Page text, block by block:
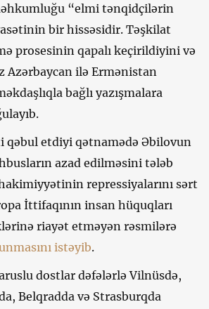
“elmi tənqidçilərin
bir hissəsidir. Təşkilat
prosesinin qapalı keçirildiyini və
Azərbaycan ilə Ermənistan
bağlı yazışmalara
qəbul etdiyi qətnamədə Əbilovun
azad edilməsini tələb
repressiyalarını sərt
İttifaqının insan hüquqları
riayət etməyən rəsmilərə
istəyib.
dostlar dəfələrlə Vilnüsdə,
Belqradda və Strasburqda